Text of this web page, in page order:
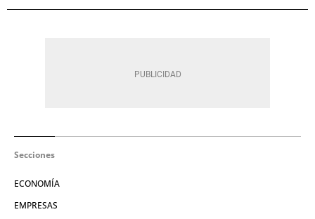
Secciones
ECONOMÍA
EMPRESAS